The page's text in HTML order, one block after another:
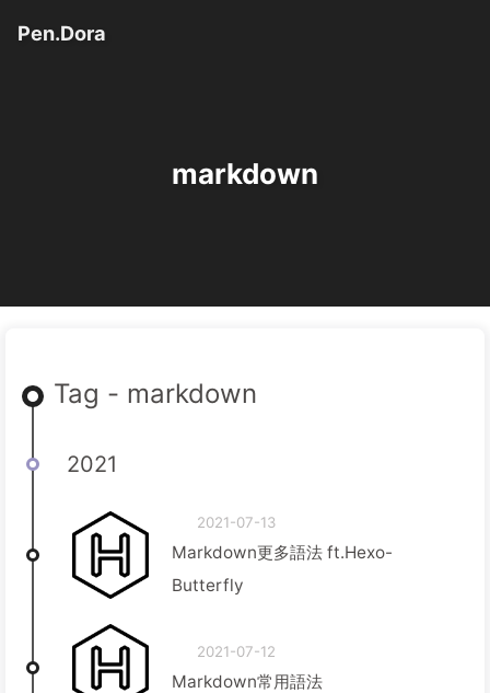
Pen.Dora
markdown
Tag - markdown
2021
2021-07-13
Markdown更多語法 ft.Hexo-
Butterfly
2021-07-12
Markdown常用語法